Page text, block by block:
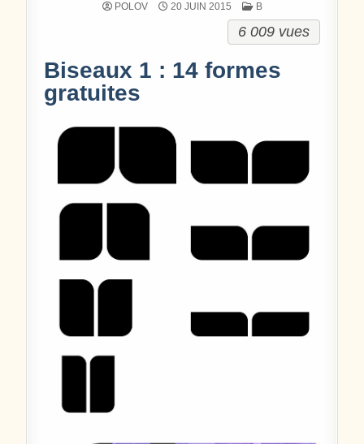
POLOV 20 JUIN 2015 POSTÉ DANS
B
6 009 vues
Biseaux 1 : 14 formes
gratuites